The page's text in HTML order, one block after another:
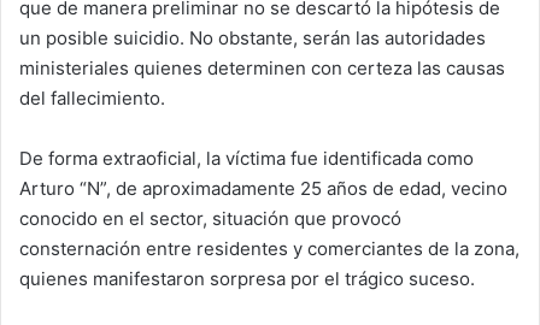
que de manera preliminar no se descartó la hipótesis de
un posible suicidio. No obstante, serán las autoridades
ministeriales quienes determinen con certeza las causas
del fallecimiento.
De forma extraoficial, la víctima fue identificada como
Arturo “N”, de aproximadamente 25 años de edad, vecino
conocido en el sector, situación que provocó
consternación entre residentes y comerciantes de la zona,
quienes manifestaron sorpresa por el trágico suceso.